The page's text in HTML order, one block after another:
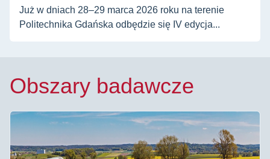
Już w dniach 28–29 marca 2026 roku na terenie
Politechnika Gdańska odbędzie się IV edycja...
Obszary badawcze